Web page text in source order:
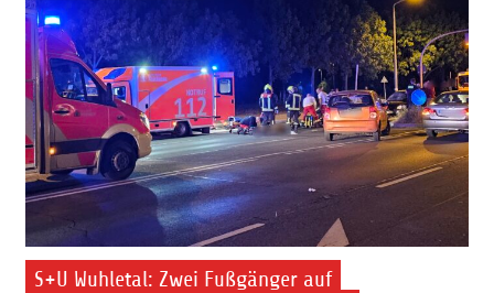
S+U Wuhletal: Zwei Fußgänger auf